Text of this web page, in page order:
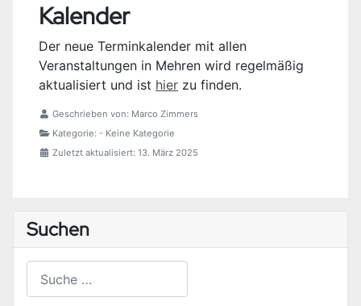
Kalender
Der neue Terminkalender mit allen
Veranstaltungen in Mehren wird regelmäßig
aktualisiert und ist hier zu finden.
Geschrieben von: Marco Zimmers
Kategorie: - Keine Kategorie
Zuletzt aktualisiert: 13. März 2025
Suchen